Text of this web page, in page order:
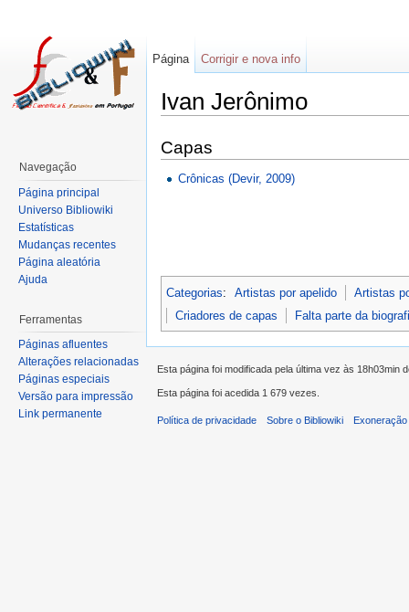
Ivan Jerônimo
Capas
Crônicas (Devir, 2009)
Categorias: Artistas por apelido
Artistas
Criadores de capas
Falta parte da
Página Corrigir e nova info
Navegação
Página principal
Universo Bibliowiki
Estatísticas
Mudanças recentes
Página aleatória
Ajuda
Ferramentas
Páginas afluentes
Alterações relacionadas
Páginas especiais
Versão para impressão
Link permanente
Esta página foi modificada pela última vez às 18h03min
Esta página foi acedida 1 679 vezes.
Política de privacidade Sobre o Bibliowiki